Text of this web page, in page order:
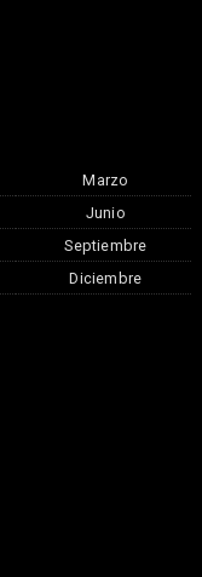
Marzo
Junio
Septiembre
Diciembre